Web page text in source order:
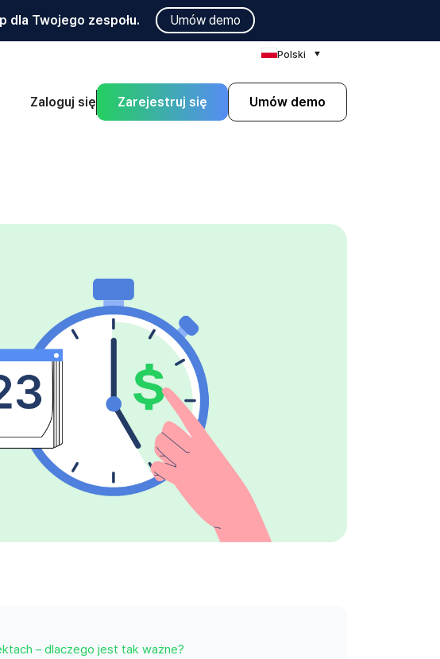
Twojego zespołu. Umów demo
Polski
Zaloguj się Zarejestruj się Umów demo
– dlaczego jest tak ważne?